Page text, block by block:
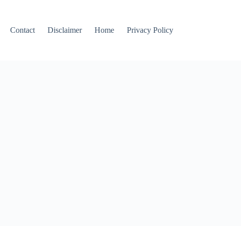
Contact Disclaimer Home Privacy Policy